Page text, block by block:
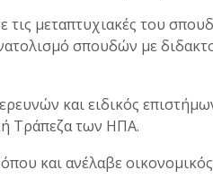
μεταπτυχιακές του
σπουδών με
και ειδικός
Τράπεζα των ΗΠΑ.
και ανέλαβε